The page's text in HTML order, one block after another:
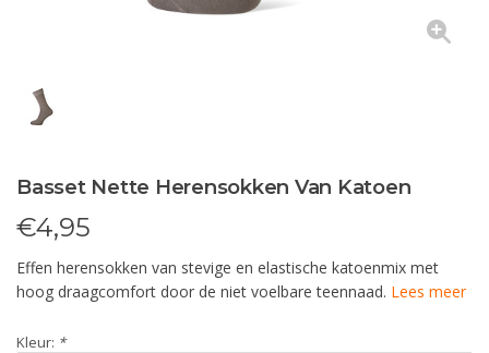
Basset Nette Herensokken Van Katoen
€4,95
Effen herensokken van stevige en elastische katoenmix met
hoog draagcomfort door de niet voelbare teennaad. Lees meer
Kleur: *